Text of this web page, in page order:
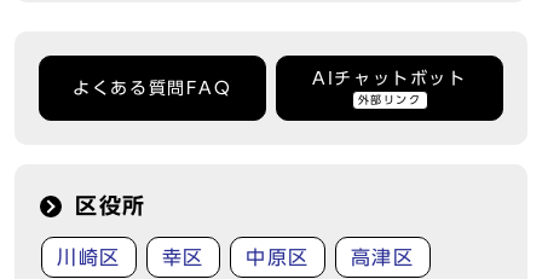
よくある質問FAQ
AIチャットボット
外部リンク
区役所
川崎区 幸区 中原区 高津区